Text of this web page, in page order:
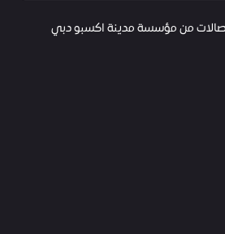
من مؤسسة مدينة اكسبو دبي